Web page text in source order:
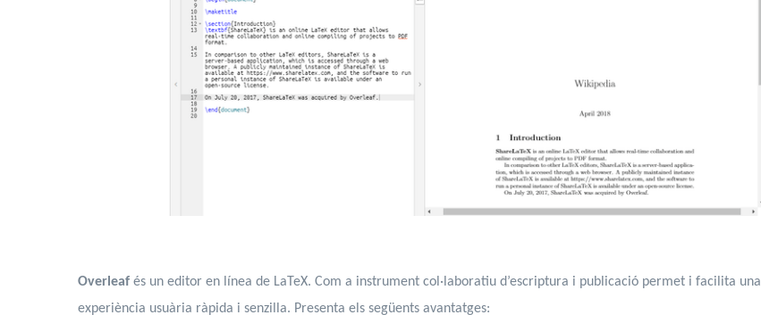
Overleaf és un editor en línea de LaTeX. Com a instrument col·laboratiu d’escriptura i publicació permet i facilita una
experiència usuària ràpida i senzilla. Presenta els següents avantatges: